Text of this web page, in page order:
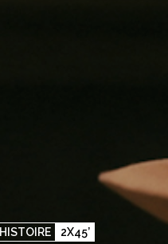
HISTOIRE 2X45’